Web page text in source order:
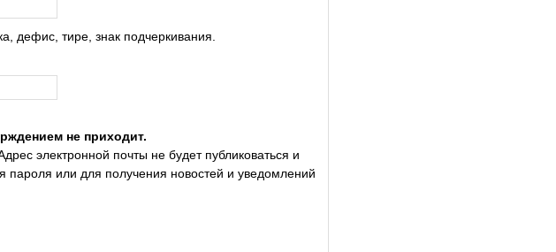
дефис, тире, знак подчеркивания.
не приходит.
электронной почты не будет публиковаться и
пароля или для получения новостей и уведомлений